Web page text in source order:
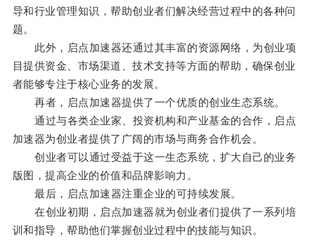
导和行业管理知识，帮助创业者们解决经营过程中的各种问
题。
此外，启点加速器还通过其丰富的资源网络，为创业项
目提供资金、市场渠道、技术支持等方面的帮助，确保创业
者能够专注于核心业务的发展。
再者，启点加速器提供了一个优质的创业生态系统。
通过与各类企业家、投资机构和产业基金的合作，启点
加速器为创业者提供了广阔的市场与商务合作机会。
创业者可以通过受益于这一生态系统，扩大自己的业务
版图，提高企业的价值和品牌影响力。
最后，启点加速器注重企业的可持续发展。
在创业初期，启点加速器就为创业者们提供了一系列培
训和指导，帮助他们掌握创业过程中的技能与知识。